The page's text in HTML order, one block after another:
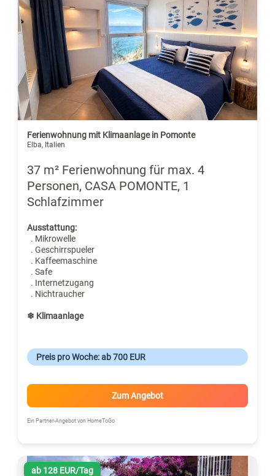
Ferienwohnung mit Klimaanlage in Pomonte
Elba, Italien
37 m² Ferienwohnung für max. 4
Personen, CASA POMONTE, 1
Schlafzimmer
Ausstattung:
. Mikrowelle
. Geschirrspueler
. Kaffeemaschine
. Safe
. Internetzugang
. Nichtraucher
❄ Klimaanlage
Preis pro Woche: ab 700 EUR
Zum Angebot
Ein Partner-Angebot von HomeToGo
ab 128 EUR/Tag